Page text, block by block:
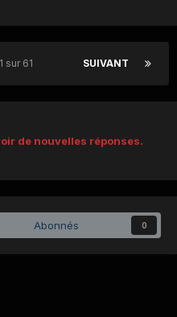
SUIVANT
sur 61
de nouvelles réponses.
Abonnés 0